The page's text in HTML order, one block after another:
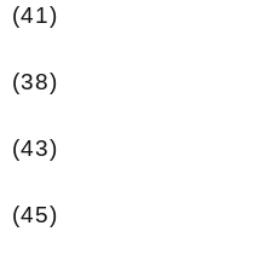
(41)
(38)
(43)
(45)